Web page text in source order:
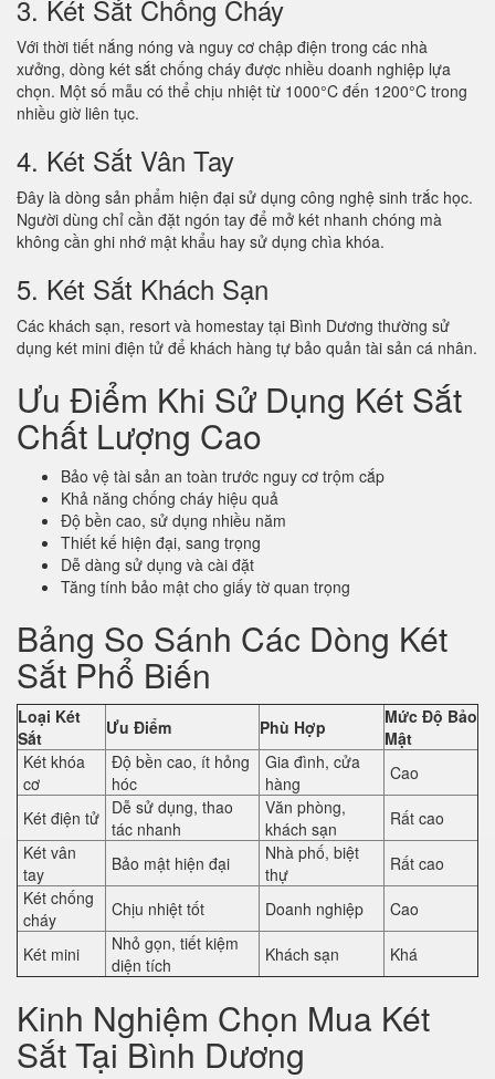
3. Két Sắt Chống Cháy
Với thời tiết nắng nóng và nguy cơ chập điện trong các nhà
xưởng, dòng két sắt chống cháy được nhiều doanh nghiệp lựa
chọn. Một số mẫu có thể chịu nhiệt từ 1000°C đến 1200°C trong
nhiều giờ liên tục.
4. Két Sắt Vân Tay
Đây là dòng sản phẩm hiện đại sử dụng công nghệ sinh trắc học.
Người dùng chỉ cần đặt ngón tay để mở két nhanh chóng mà
không cần ghi nhớ mật khẩu hay sử dụng chìa khóa.
5. Két Sắt Khách Sạn
Các khách sạn, resort và homestay tại Bình Dương thường sử
dụng két mini điện tử để khách hàng tự bảo quản tài sản cá nhân.
Ưu Điểm Khi Sử Dụng Két Sắt
Chất Lượng Cao
Bảo vệ tài sản an toàn trước nguy cơ trộm cắp
Khả năng chống cháy hiệu quả
Độ bền cao, sử dụng nhiều năm
Thiết kế hiện đại, sang trọng
Dễ dàng sử dụng và cài đặt
Tăng tính bảo mật cho giấy tờ quan trọng
Bảng So Sánh Các Dòng Két
Sắt Phổ Biến
Loại Két
Sắt
Ưu Điểm Phù Hợp
Mức Độ Bảo
Mật
Két khóa
cơ
Độ bền cao, ít hỏng
hóc
Gia đình, cửa
hàng
Cao
Két điện tử Dễ sử dụng, thao
tác nhanh
Văn phòng,
khách sạn
Rất cao
Két vân
tay
Bảo mật hiện đại
Nhà phố, biệt
thự
Rất cao
Két chống
cháy
Chịu nhiệt tốt Doanh nghiệp Cao
Két mini
Nhỏ gọn, tiết kiệm
diện tích
Khách sạn Khá
Kinh Nghiệm Chọn Mua Két
Sắt Tại Bình Dương